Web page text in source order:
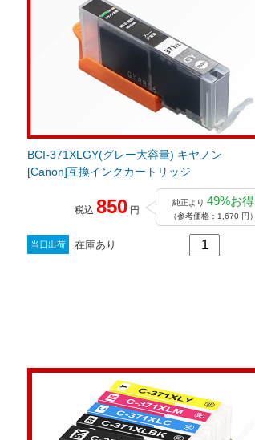
BCI-371XLGY(グレー大容量) キヤノン
[Canon]互換インクカートリッジ
税込 850 円
純正より 49%お得
（参考価格：1,670 円）
当日出荷 在庫あり